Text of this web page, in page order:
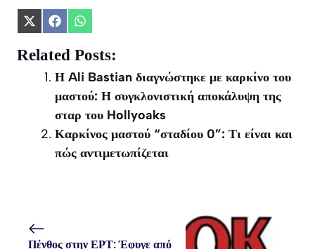
Share
X
(Twitter)
Share
Facebook
Share
WhatsApp
Related Posts:
Η Ali Bastian διαγνώστηκε με καρκίνο του
μαστού: Η συγκλονιστική αποκάλυψη της
σταρ του Hollyoaks
Καρκίνος μαστού “σταδίου 0”: Τι είναι και
πώς αντιμετωπίζεται
Πένθος στην ΕΡΤ: Έφυγε από